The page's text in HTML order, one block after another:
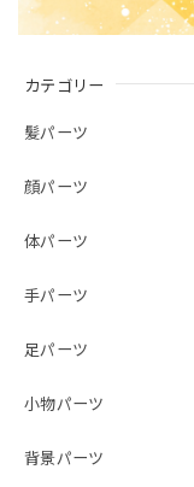
カテゴリー
髪パーツ
顔パーツ
体パーツ
手パーツ
足パーツ
小物パーツ
背景パーツ